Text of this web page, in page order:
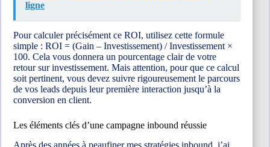
ligne
Pour calculer précisément ce ROI, utilisez cette formule
simple : ROI = (Gain – Investissement) / Investissement ×
100. Cela vous donnera un pourcentage clair de votre
retour sur investissement. Mais attention, pour que ce calcul
soit pertinent, vous devez suivre rigoureusement le parcours
de vos leads depuis leur première interaction jusqu’à la
conversion en client.
Les éléments clés d’une campagne inbound réussie
Après des années à peaufiner mes stratégies inbound, j’ai